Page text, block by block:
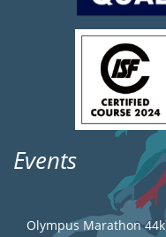
Events
Olympus Marathon 44k